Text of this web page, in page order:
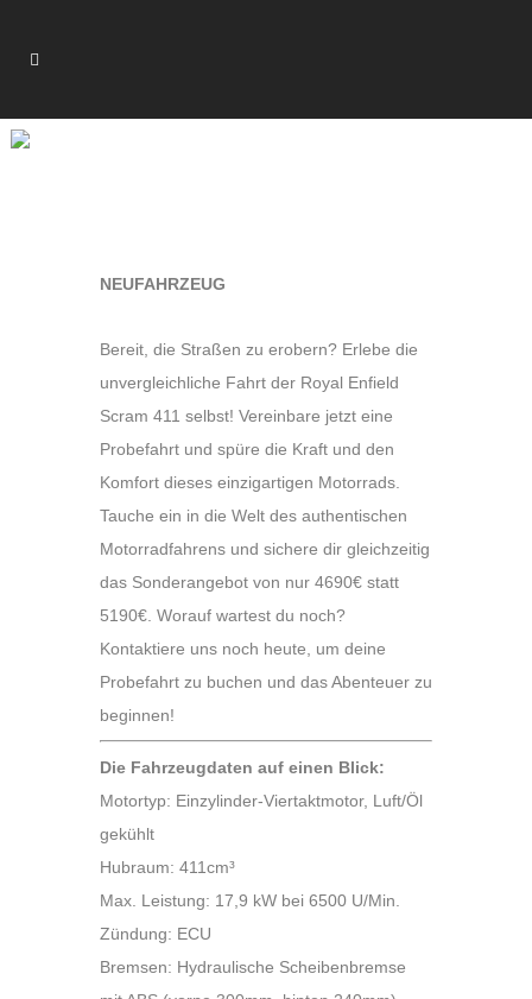
NEUFAHRZEUG
Bereit, die Straßen zu erobern? Erlebe die
unvergleichliche Fahrt der Royal Enfield
Scram 411 selbst! Vereinbare jetzt eine
Probefahrt und spüre die Kraft und den
Komfort dieses einzigartigen Motorrads.
Tauche ein in die Welt des authentischen
Motorradfahrens und sichere dir gleichzeitig
das Sonderangebot von nur 4690€ statt
5190€. Worauf wartest du noch?
Kontaktiere uns noch heute, um deine
Probefahrt zu buchen und das Abenteuer zu
beginnen!
Die Fahrzeugdaten auf einen Blick:
Motortyp: Einzylinder-Viertaktmotor, Luft/Öl
gekühlt
Hubraum: 411cm³
Max. Leistung: 17,9 kW bei 6500 U/Min.
Zündung: ECU
Bremsen: Hydraulische Scheibenbremse